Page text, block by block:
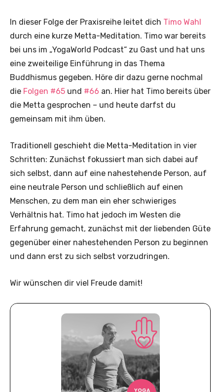
In dieser Folge der Praxisreihe leitet dich Timo Wahl
durch eine kurze Metta-Meditation. Timo war bereits
bei uns im „YogaWorld Podcast“ zu Gast und hat uns
eine zweiteilige Einführung in das Thema
Buddhismus gegeben. Höre dir dazu gerne nochmal
die Folgen #65 und #66 an. Hier hat Timo bereits über
die Metta gesprochen – und heute darfst du
gemeinsam mit ihm üben.
Traditionell geschieht die Metta-Meditation in vier
Schritten: Zunächst fokussiert man sich dabei auf
sich selbst, dann auf eine nahestehende Person, auf
eine neutrale Person und schließlich auf einen
Menschen, zu dem man ein eher schwieriges
Verhältnis hat. Timo hat jedoch im Westen die
Erfahrung gemacht, zunächst mit der liebenden Güte
gegenüber einer nahestehenden Person zu beginnen
und dann erst zu sich selbst vorzudringen.
Wir wünschen dir viel Freude damit!